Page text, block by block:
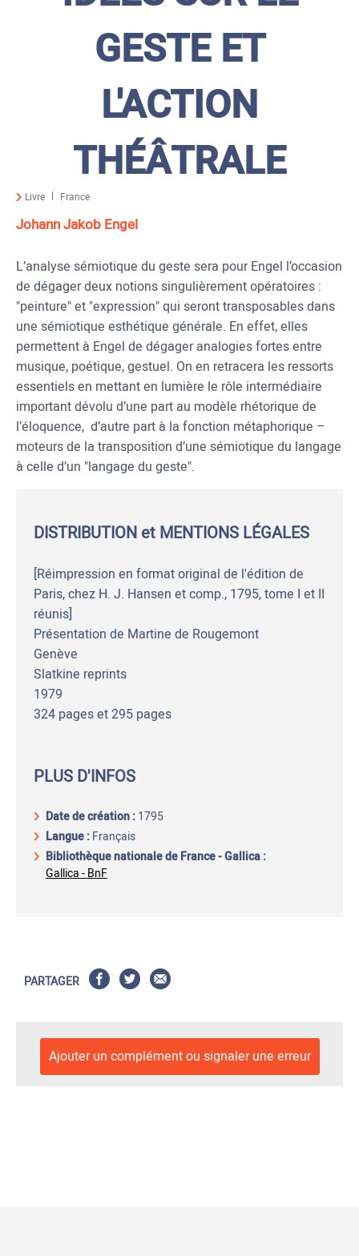
GESTE ET
L'ACTION
THÉÂTRALE
Livre France
Johann Jakob Engel
L’analyse sémiotique du geste sera pour Engel l’occasion
de dégager deux notions singulièrement opératoires :
"peinture" et "expression" qui seront transposables dans
une sémiotique esthétique générale. En effet, elles
permettent à Engel de dégager analogies fortes entre
musique, poétique, gestuel. On en retracera les ressorts
essentiels en mettant en lumière le rôle intermédiaire
important dévolu d’une part au modèle rhétorique de
l’éloquence, d’autre part à la fonction métaphorique –
moteurs de la transposition d’une sémiotique du langage
à celle d’un "langage du geste".
DISTRIBUTION et MENTIONS LÉGALES
[Réimpression en format original de l'édition de
Paris, chez H. J. Hansen et comp., 1795, tome I et II
réunis]
Présentation de Martine de Rougemont
Genève
Slatkine reprints
1979
324 pages et 295 pages
PLUS D'INFOS
Date de création :1795
Langue :Français
Bibliothèque nationale de France - Gallica :
Gallica - BnF
PARTAGER
Ajouter un complément ou signaler une erreur